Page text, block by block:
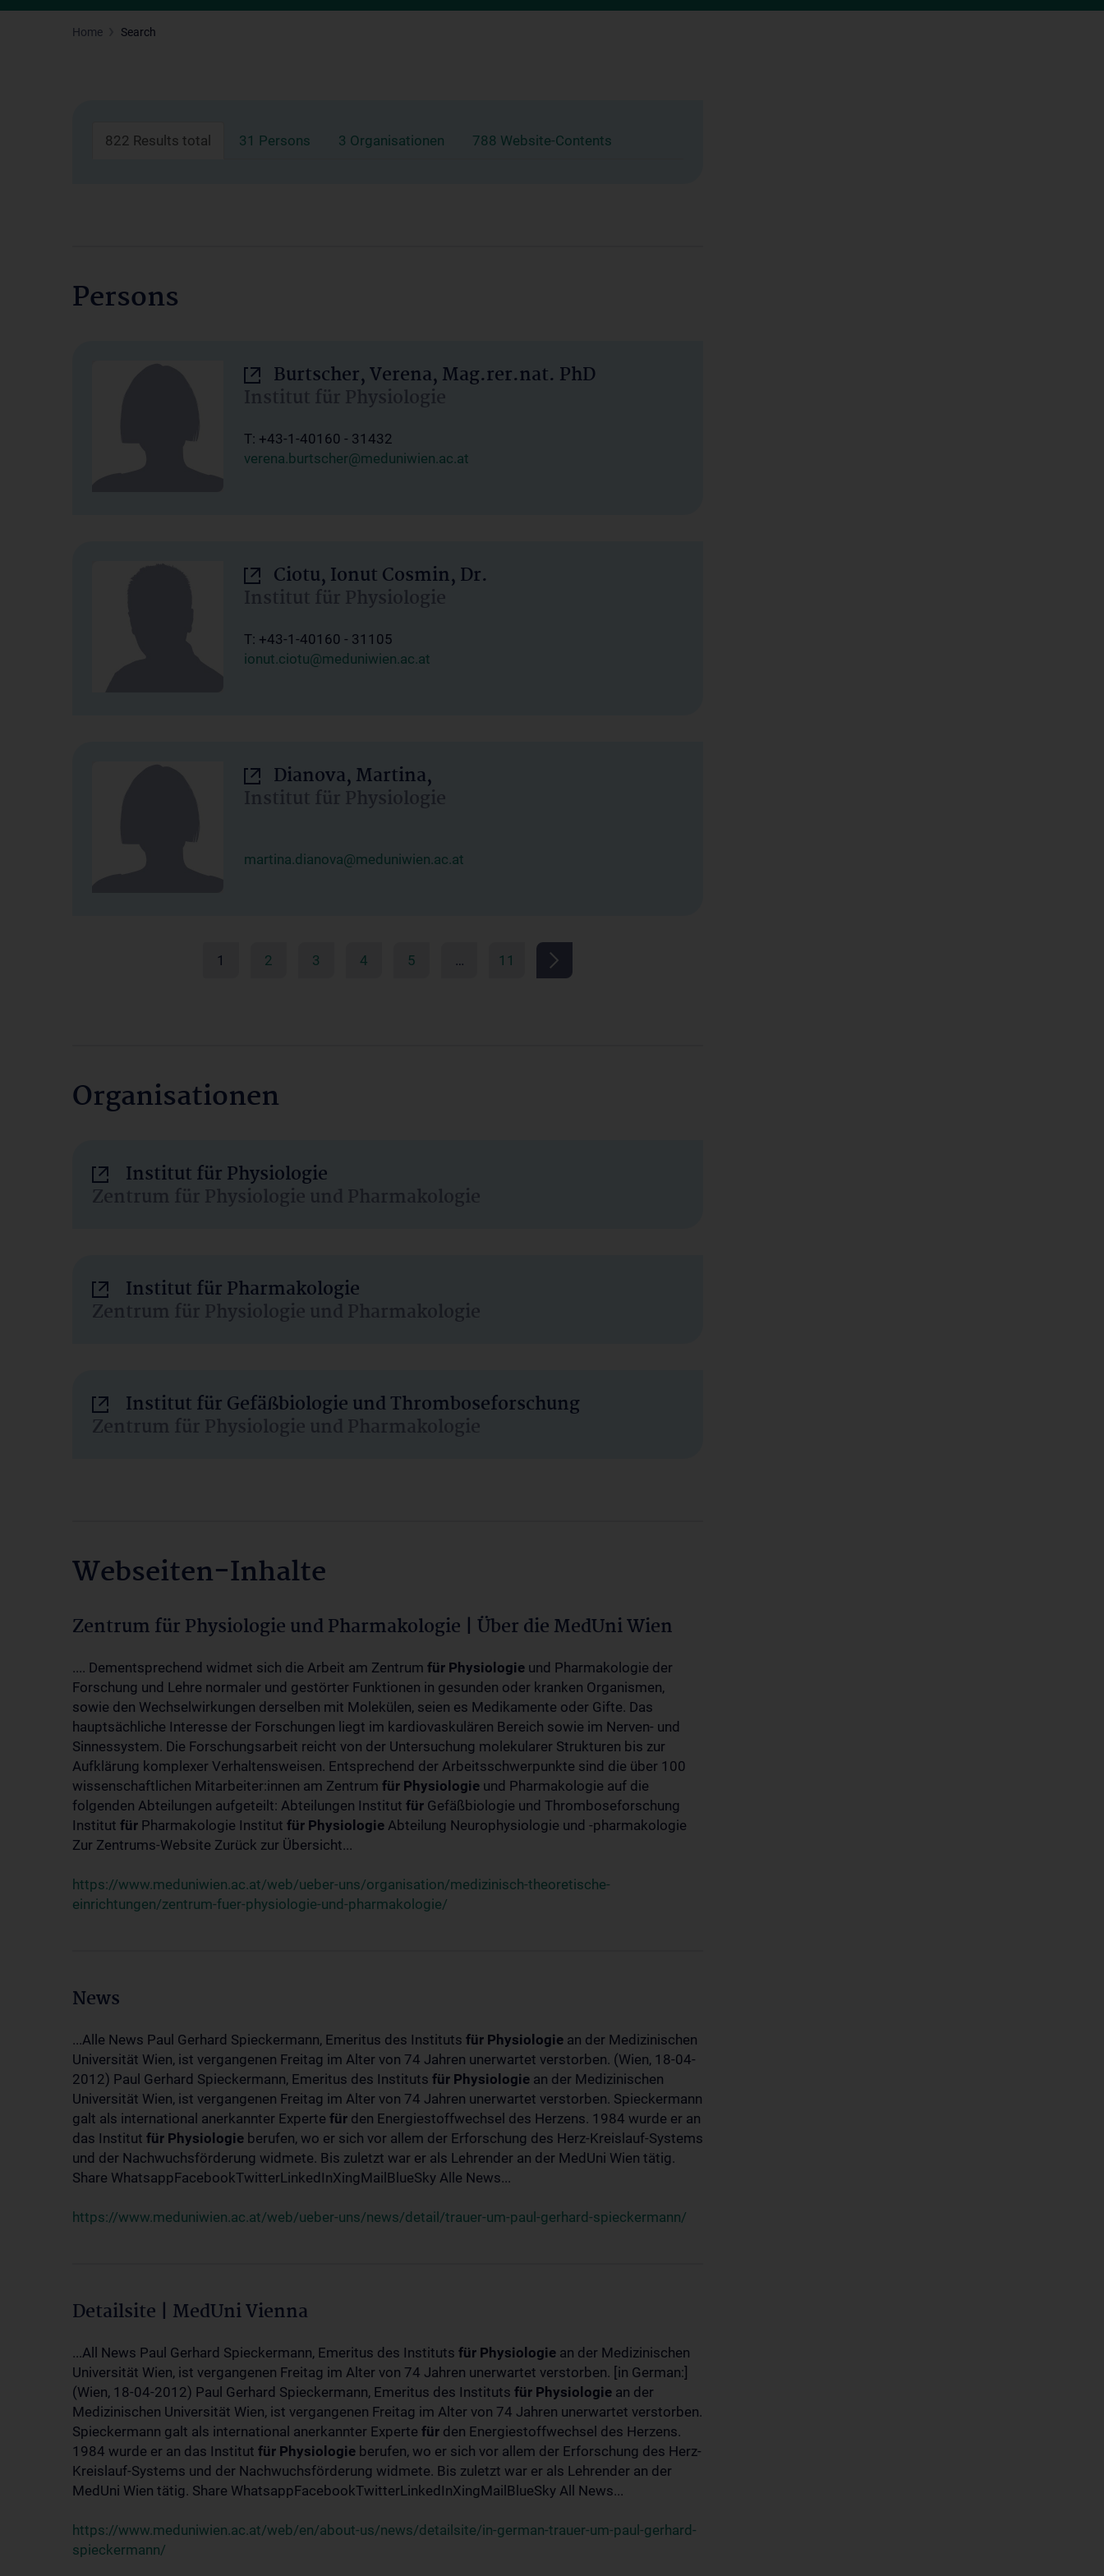
Home Search
822 Results total 31 Persons 3 Organisationen 788 Website-Contents
Persons
Burtscher, Verena, Mag.rer.nat. PhD
Institut für Physiologie
T: +43-1-40160 - 31432
verena.burtscher@meduniwien.ac.at
Ciotu, Ionut Cosmin, Dr.
Institut für Physiologie
T: +43-1-40160 - 31105
ionut.ciotu@meduniwien.ac.at
Dianova, Martina,
Institut für Physiologie
martina.dianova@meduniwien.ac.at
1 2 3 4 5 … 11
Organisationen
Institut für Physiologie
Zentrum für Physiologie und Pharmakologie
Institut für Pharmakologie
Zentrum für Physiologie und Pharmakologie
Institut für Gefäßbiologie und Thromboseforschung
Zentrum für Physiologie und Pharmakologie
Webseiten-Inhalte
Zentrum für Physiologie und Pharmakologie | Über die MedUni Wien
.... Dementsprechend widmet sich die Arbeit am Zentrum für Physiologie und Pharmakologie der
Forschung und Lehre normaler und gestörter Funktionen in gesunden oder kranken Organismen,
sowie den Wechselwirkungen derselben mit Molekülen, seien es Medikamente oder Gifte. Das
hauptsächliche Interesse der Forschungen liegt im kardiovaskulären Bereich sowie im Nerven- und
Sinnessystem. Die Forschungsarbeit reicht von der Untersuchung molekularer Strukturen bis zur
Aufklärung komplexer Verhaltensweisen. Entsprechend der Arbeitsschwerpunkte sind die über 100
wissenschaftlichen Mitarbeiter:innen am Zentrum für Physiologie und Pharmakologie auf die
folgenden Abteilungen aufgeteilt: Abteilungen Institut für Gefäßbiologie und Thromboseforschung
Institut für Pharmakologie Institut für Physiologie Abteilung Neurophysiologie und -pharmakologie
Zur Zentrums-Website Zurück zur Übersicht...
https://www.meduniwien.ac.at/web/ueber-uns/organisation/medizinisch-theoretische-
einrichtungen/zentrum-fuer-physiologie-und-pharmakologie/
News
...Alle News Paul Gerhard Spieckermann, Emeritus des Instituts für Physiologie an der Medizinischen
Universität Wien, ist vergangenen Freitag im Alter von 74 Jahren unerwartet verstorben. (Wien, 18-04-
2012) Paul Gerhard Spieckermann, Emeritus des Instituts für Physiologie an der Medizinischen
Universität Wien, ist vergangenen Freitag im Alter von 74 Jahren unerwartet verstorben. Spieckermann
galt als international anerkannter Experte für den Energiestoffwechsel des Herzens. 1984 wurde er an
das Institut für Physiologie berufen, wo er sich vor allem der Erforschung des Herz-Kreislauf-Systems
und der Nachwuchsförderung widmete. Bis zuletzt war er als Lehrender an der MedUni Wien tätig.
Share WhatsappFacebookTwitterLinkedInXingMailBlueSky Alle News...
https://www.meduniwien.ac.at/web/ueber-uns/news/detail/trauer-um-paul-gerhard-spieckermann/
Detailsite | MedUni Vienna
...All News Paul Gerhard Spieckermann, Emeritus des Instituts für Physiologie an der Medizinischen
Universität Wien, ist vergangenen Freitag im Alter von 74 Jahren unerwartet verstorben. [in German:]
(Wien, 18-04-2012) Paul Gerhard Spieckermann, Emeritus des Instituts für Physiologie an der
Medizinischen Universität Wien, ist vergangenen Freitag im Alter von 74 Jahren unerwartet verstorben.
Spieckermann galt als international anerkannter Experte für den Energiestoffwechsel des Herzens.
1984 wurde er an das Institut für Physiologie berufen, wo er sich vor allem der Erforschung des Herz-
Kreislauf-Systems und der Nachwuchsförderung widmete. Bis zuletzt war er als Lehrender an der
MedUni Wien tätig. Share WhatsappFacebookTwitterLinkedInXingMailBlueSky All News...
https://www.meduniwien.ac.at/web/en/about-us/news/detailsite/in-german-trauer-um-paul-gerhard-
spieckermann/